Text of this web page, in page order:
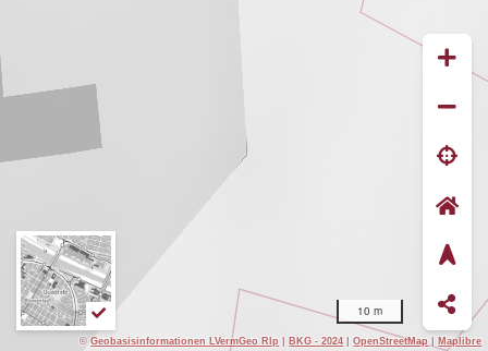
10 m
©Geobasisinformationen LVermGeo Rlp |BKG - 2024 |OpenStreetMap |Maplibre